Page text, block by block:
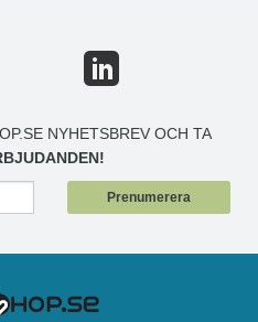
NYHETSBREV OCH TA
Prenumerera